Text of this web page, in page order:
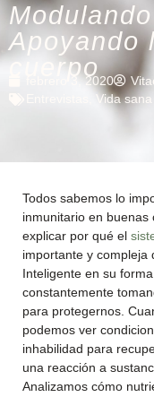
Apoyando
cuerpo
febrero 3, 2020
Vida sana
Todos sabemos lo
inmunitario en buenas
explicar por qué el
importante y compleja
Inteligente en su
constantemente
para protegernos.
podemos ver
inhabilidad para
una reacción a
Analizamos cómo